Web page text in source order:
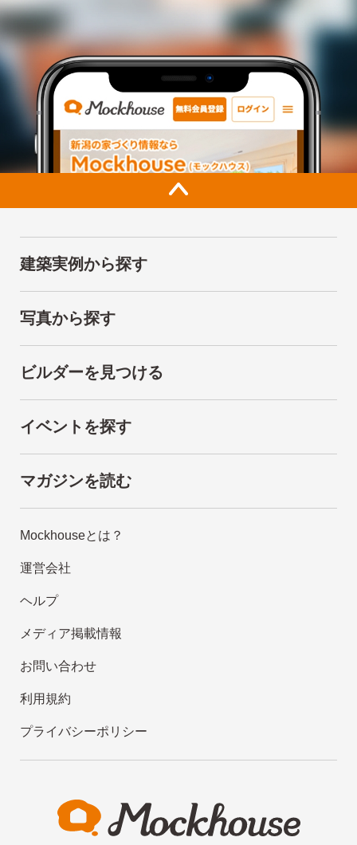
建築実例から探す
写真から探す
ビルダーを見つける
イベントを探す
マガジンを読む
Mockhouseとは？
運営会社
ヘルプ
メディア掲載情報
お問い合わせ
利用規約
プライバシーポリシー